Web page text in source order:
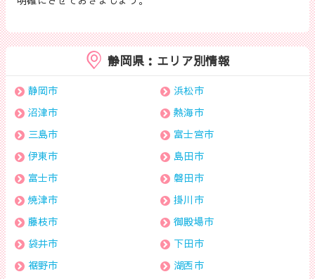
静岡県：エリア別情報
静岡市
浜松市
沼津市
熱海市
三島市
富士宮市
伊東市
島田市
富士市
磐田市
焼津市
掛川市
藤枝市
御殿場市
袋井市
下田市
裾野市
湖西市